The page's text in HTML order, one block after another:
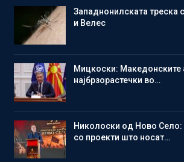
Западнонилската треска
и Велес
Мицкоски: Македонските
најбрзорастечки во…
Николоски од Ново
со проекти што носат…